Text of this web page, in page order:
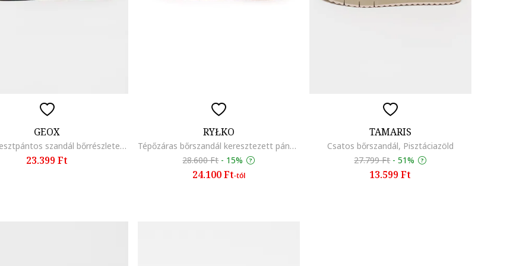
GEOX
Sozy keresztpántos szandál bőrrészletekkel, Aranyszín/Ezüstszín
23.399 Ft
RYŁKO
Tépőzáras bőrszandál keresztezett pántokkal, Bézs
28.600 Ft - 15%
24.100 Ft-tól
TAMARIS
Csatos bőrszandál, Pisztáciazöld
27.799 Ft -51%
13.599 Ft